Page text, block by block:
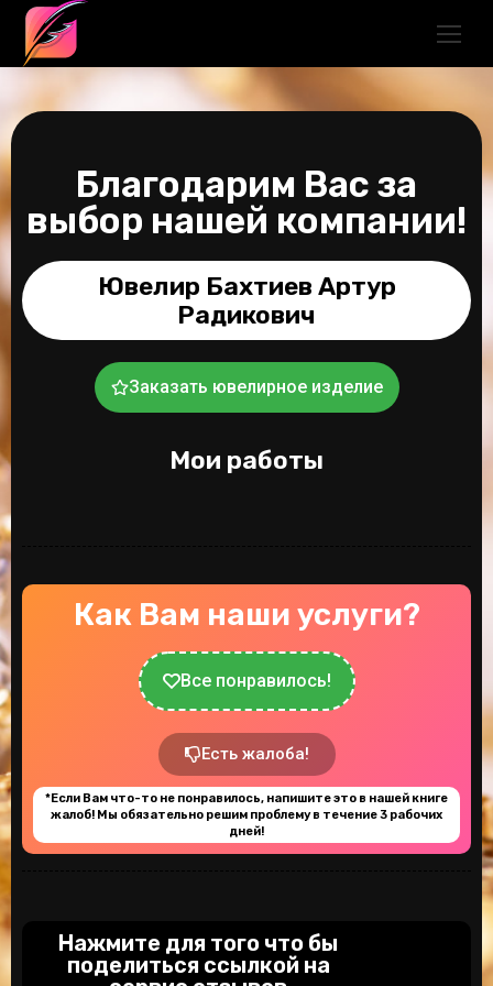
Благодарим Вас за
выбор нашей компании!
Ювелир Бахтиев Артур
Радикович
Заказать ювелирное изделие
Мои работы
Как Вам наши услуги?
Все понравилось!
Есть жалоба!
*Если Вам что-то не понравилось, напишите это в нашей книге
жалоб! Мы обязательно решим проблему в течение 3 рабочих
дней!
Нажмите для того что бы
поделиться ссылкой на